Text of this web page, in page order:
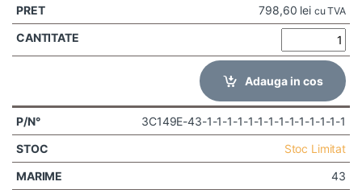
798,60 lei cu TVA
Adauga in cos
3C149E-43-1-1-1-1-1-1-1-1-1-1-1-1-1-1
Stoc Limitat
43